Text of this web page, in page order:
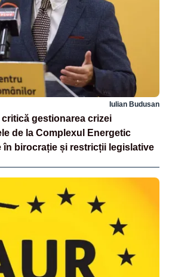
Iulian Budusan
critică gestionarea crizei
de la Complexul Energetic
în birocrație și restricții legislative